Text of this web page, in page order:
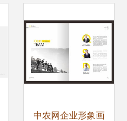
中农网企业形象画